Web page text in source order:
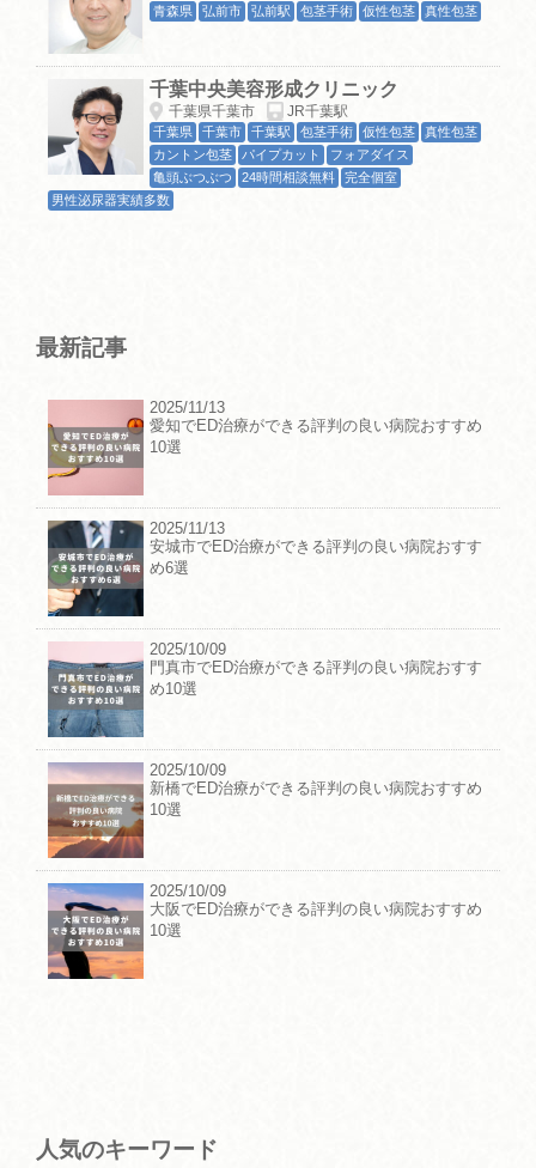
青森県 弘前市 弘前駅 包茎手術 仮性包茎 真性包茎
千葉中央美容形成クリニック
千葉県千葉市 JR千葉駅
千葉県 千葉市 千葉駅 包茎手術 仮性包茎
真性包茎
カントン包茎
パイプカット
フォアダイス
亀頭ぶつぶつ
24時間相談無料
完全個室
男性泌尿器実績多数
最新記事
2025/11/13
愛知でED治療ができる評判の良い病院おすすめ
10選
2025/11/13
安城市でED治療ができる評判の良い病院おすす
め6選
2025/10/09
門真市でED治療ができる評判の良い病院おすす
め10選
2025/10/09
新橋でED治療ができる評判の良い病院おすすめ
10選
2025/10/09
大阪でED治療ができる評判の良い病院おすすめ
10選
人気のキーワード